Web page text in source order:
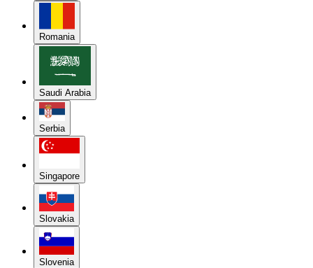
Romania
Saudi Arabia
Serbia
Singapore
Slovakia
Slovenia